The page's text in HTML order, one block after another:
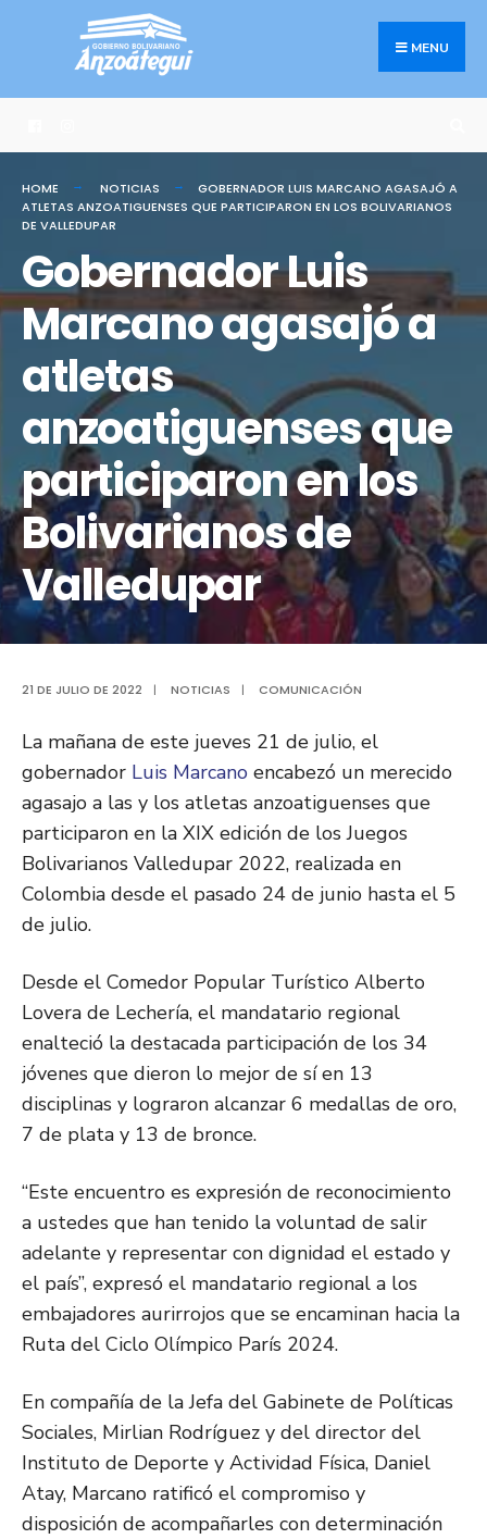
MENU
HOME NOTICIAS
GOBERNADOR LUIS MARCANO AGASAJÓ A
ATLETAS ANZOATIGUENSES QUE PARTICIPARON EN LOS BOLIVARIANOS
DE VALLEDUPAR
Gobernador Luis
Marcano agasajó a
atletas
anzoatiguenses que
participaron en los
Bolivarianos de
Valledupar
21 DE JULIO DE 2022 | NOTICIAS | COMUNICACIÓN
La mañana de este jueves 21 de julio, el
gobernador Luis Marcano encabezó un merecido
agasajo a las y los atletas anzoatiguenses que
participaron en la XIX edición de los Juegos
Bolivarianos Valledupar 2022, realizada en
Colombia desde el pasado 24 de junio hasta el 5
de julio.
Desde el Comedor Popular Turístico Alberto
Lovera de Lechería, el mandatario regional
enalteció la destacada participación de los 34
jóvenes que dieron lo mejor de sí en 13
disciplinas y lograron alcanzar 6 medallas de oro,
7 de plata y 13 de bronce.
“Este encuentro es expresión de reconocimiento
a ustedes que han tenido la voluntad de salir
adelante y representar con dignidad el estado y
el país”, expresó el mandatario regional a los
embajadores aurirrojos que se encaminan hacia la
Ruta del Ciclo Olímpico París 2024.
En compañía de la Jefa del Gabinete de Políticas
Sociales, Mirlian Rodríguez y del director del
Instituto de Deporte y Actividad Física, Daniel
Atay, Marcano ratificó el compromiso y
disposición de acompañarles con determinación
Search